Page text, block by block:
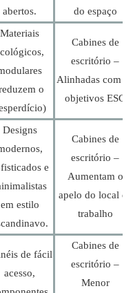
abertos.
do espaço
Materiais
o
Cabines de
escritório –
Alinhadas com os
objetivos ESG
Designs
e
em estilo
Cabines de
escritório –
Aumentam o
apelo do local de
trabalho
de fácil
acesso,
Cabines de
escritório –
Menor